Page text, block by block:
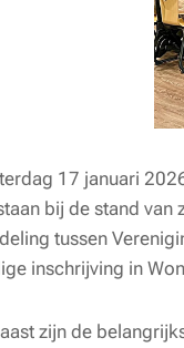
17 januari
bij de stand van
tussen
inschrijving in
zijn de